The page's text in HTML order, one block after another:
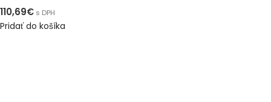
110,69€ s DPH
Pridať do košíka